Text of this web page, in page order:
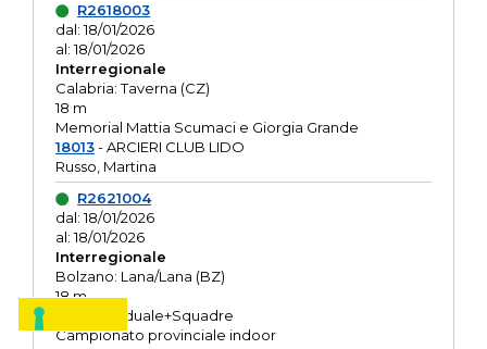
R2618003
dal: 18/01/2026
al: 18/01/2026
Interregionale
Calabria: Taverna (CZ)
18 m
Memorial Mattia Scumaci e Giorgia Grande
18013- ARCIERI CLUB LIDO
Russo, Martina
R2621004
dal: 18/01/2026
al: 18/01/2026
Interregionale
Bolzano: Lana/Lana (BZ)
18 m
O.R. Individuale+Squadre
Campionato provinciale indoor